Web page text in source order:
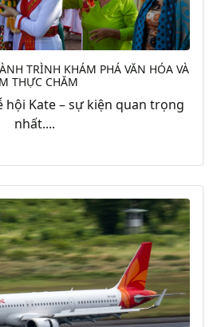
TRÌNH KHÁM PHÁ VĂN HÓA VÀ
THỰC CHĂM
hội Kate – sự kiện quan trọng
nhất....